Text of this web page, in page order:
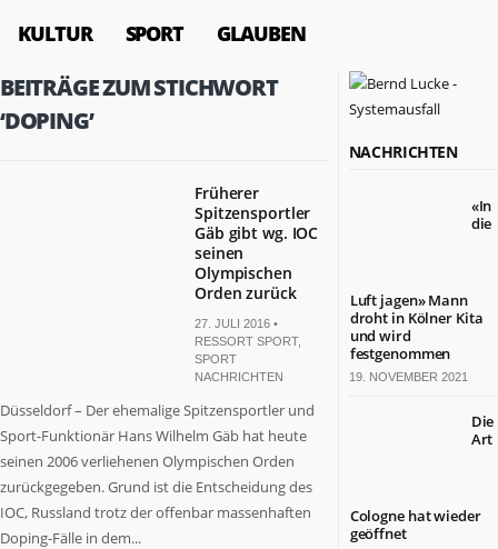
KULTUR SPORT GLAUBEN
BEITRÄGE ZUM STICHWORT
‘DOPING’
Früherer
Spitzensportler
Gäb gibt wg. IOC
seinen
Olympischen
Orden zurück
27. JULI 2016 •
RESSORT SPORT,
SPORT
NACHRICHTEN
Düsseldorf – Der ehemalige Spitzensportler und
Sport-Funktionär Hans Wilhelm Gäb hat heute
seinen 2006 verliehenen Olympischen Orden
zurückgegeben. Grund ist die Entscheidung des
IOC, Russland trotz der offenbar massenhaften
Doping-Fälle in dem...
NACHRICHTEN
«In
die
Luft jagen» Mann
droht in Kölner Kita
und wird
festgenommen
19. NOVEMBER 2021
Die
Art
Cologne hat wieder
geöffnet